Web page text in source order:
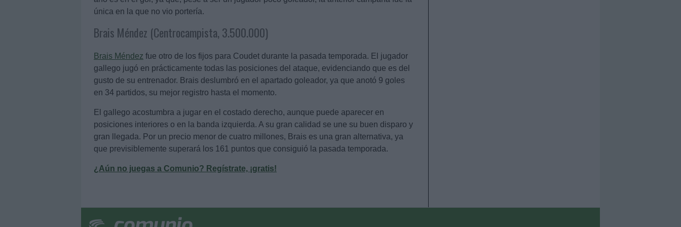
única en la que no vio portería.
Brais Méndez (Centrocampista, 3.500.000)
Brais Méndez fue otro de los fijos para Coudet durante la pasada temporada. El jugador
gallego jugó en prácticamente todas las posiciones del ataque, evidenciando que es del
gusto de su entrenador. Brais deslumbró en el apartado goleador, ya que anotó 9 goles
en 34 partidos, su mejor registro hasta el momento.
El gallego acostumbra a jugar en el costado derecho, aunque puede aparecer en
posiciones interiores o en la banda izquierda. A su gran calidad se une su buen disparo y
gran llegada. Por un precio menor de cuatro millones, Brais es una gran alternativa, ya
que previsiblemente superará los 161 puntos que consiguió la pasada temporada.
¿Aún no juegas a Comunio? Regístrate, ¡gratis!